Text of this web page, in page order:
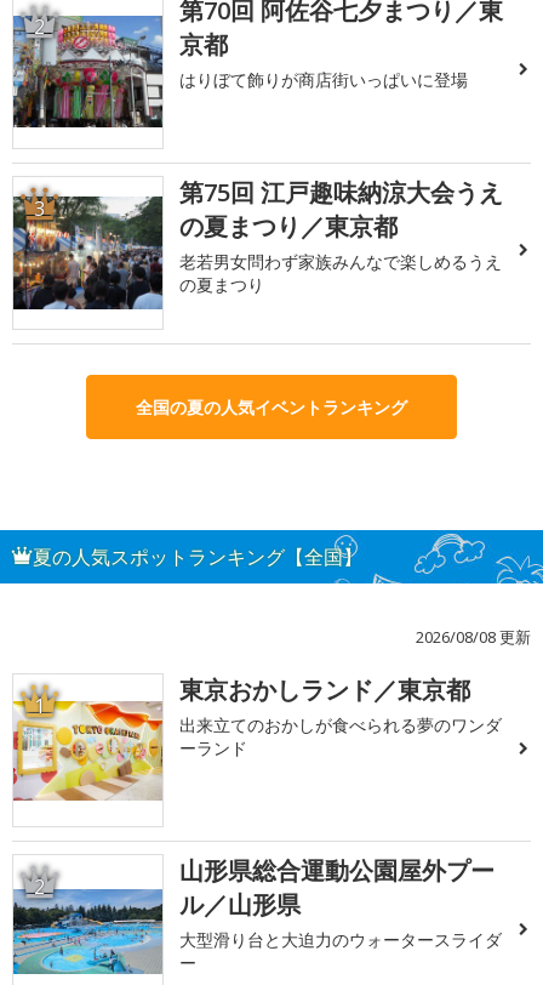
2
第70回 阿佐谷七夕まつり／東
京都
はりぼて飾りが商店街いっぱいに登場
3
第75回 江戸趣味納涼大会うえ
の夏まつり／東京都
老若男女問わず家族みんなで楽しめるうえ
の夏まつり
全国の夏の人気イベントランキング
夏の人気スポットランキング【全国】
2026/08/08 更新
1 東京おかしランド／東京都
出来立てのおかしが食べられる夢のワンダ
ーランド
2
山形県総合運動公園屋外プー
ル／山形県
大型滑り台と大迫力のウォータースライダ
ー